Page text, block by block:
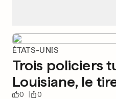
ÉTATS-UNIS
Trois policiers
Louisiane, le
0 0